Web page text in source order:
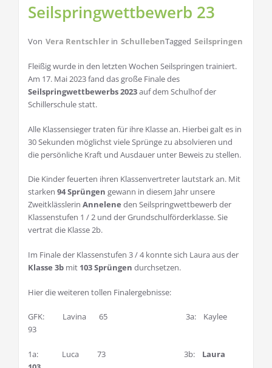
Seilspringwettbewerb 23
Von Vera Rentschler in SchullebenTagged Seilspringen
Fleißig wurde in den letzten Wochen Seilspringen trainiert.
Am 17. Mai 2023 fand das große Finale des
Seilspringwettbewerbs 2023auf dem Schulhof der
Schillerschule statt.
Alle Klassensieger traten für ihre Klasse an. Hierbei galt es in
30 Sekunden möglichst viele Sprünge zu absolvieren und
die persönliche Kraft und Ausdauer unter Beweis zu stellen.
Die Kinder feuerten ihren Klassenvertreter lautstark an. Mit
starken 94 Sprüngen gewann in diesem Jahr unsere
Zweitklässlerin Annelene den Seilspringwettbewerb der
Klassenstufen 1 / 2 und der Grundschulförderklasse. Sie
vertrat die Klasse 2b.
Im Finale der Klassenstufen 3 / 4 konnte sich Laura aus der
Klasse 3b mit 103 Sprüngen durchsetzen.
Hier die weiteren tollen Finalergebnisse:
GFK: Lavina 65 3a: Kaylee
93
1a: Luca 73 3b: Laura